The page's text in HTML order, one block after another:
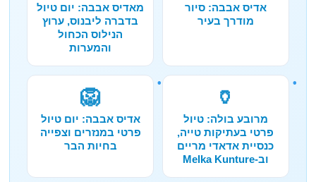
אדיס אבבה: סיור
מודרך בעיר
מאדיס אבבה: יום טיול
בדברה ליבנוס, ערוץ
הנילוס הכחול
והמערות
🏺
מרובע בולה: טיול
פרטי בעתיקות טייה,
כנסיית אדאדי מריים
וב-Melka Kunture
🦁
אדיס אבבה: יום טיול
פרטי במנזרים וצפייה
בחיות הבר